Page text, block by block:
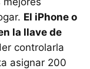
El iPhone o
la llave de
controlarla
asignar 200